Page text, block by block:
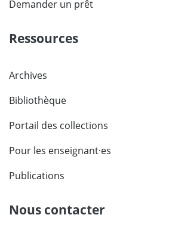
Demander un prêt
Ressources
Archives
Bibliothèque
Portail des collections
Pour les enseignant·es
Publications
Nous contacter